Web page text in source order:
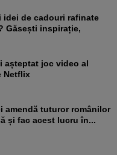
Găsești inspirație,
Netflix
și fac acest lucru în...